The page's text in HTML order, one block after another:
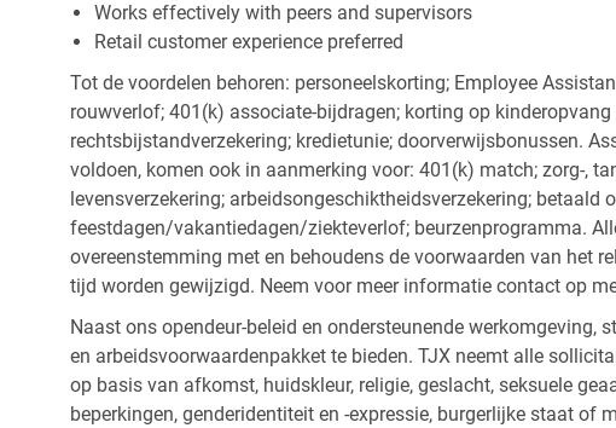
Works effectively with peers and supervisors
Retail customer experience preferred
Tot de voordelen behoren: personeelskorting; Employee
rouwverlof; 401(k) associate-bijdragen; korting op
rechtsbijstandverzekering; kredietunie; doorverwijsbonussen.
voldoen, komen ook in aanmerking voor: 401(k) match; zorg-,
levensverzekering; arbeidsongeschiktheidsverzekering; betaald
feestdagen/vakantiedagen/ziekteverlof; beurzenprogramma.
overeenstemming met en behoudens de voorwaarden van het
tijd worden gewijzigd. Neem voor meer informatie contact op
Naast ons opendeur-beleid en ondersteunende werkomgeving,
en arbeidsvoorwaardenpakket te bieden. TJX neemt alle
op basis van afkomst, huidskleur, religie, geslacht, seksuele
beperkingen, genderidentiteit en -expressie, burgerlijke staat of